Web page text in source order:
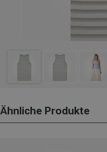
Ähnliche Produkte